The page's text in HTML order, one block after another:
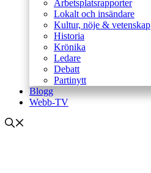
Arbetsplatsrapporter
Lokalt och insändare
Kultur, nöje & vetenskap
Historia
Krönika
Ledare
Debatt
Partinytt
Blogg
Webb-TV